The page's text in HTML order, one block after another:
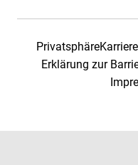
PrivatsphäreKarriere
Erklärung zur